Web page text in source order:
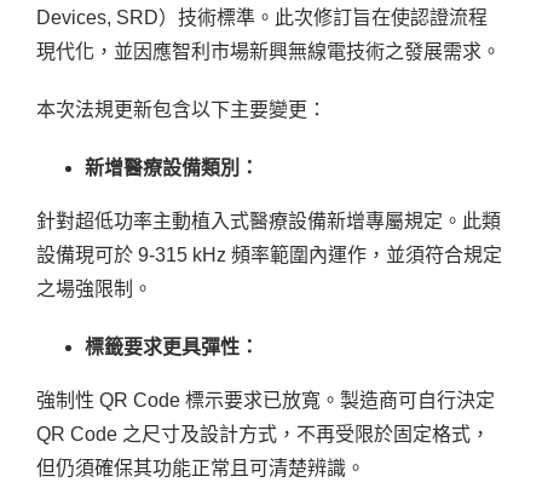
Devices, SRD）技術標準。此次修訂旨在使認證流程
現代化，並因應智利市場新興無線電技術之發展需求。
本次法規更新包含以下主要變更：
新增醫療設備類別：
針對超低功率主動植入式醫療設備新增專屬規定。此類
設備現可於 9-315 kHz 頻率範圍內運作，並須符合規定
之場強限制。
標籤要求更具彈性：
強制性 QR Code 標示要求已放寬。製造商可自行決定
QR Code 之尺寸及設計方式，不再受限於固定格式，
但仍須確保其功能正常且可清楚辨識。